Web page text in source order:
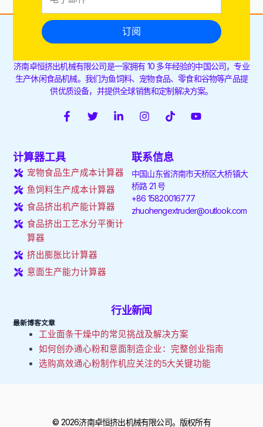
订阅
济南卓恒挤出机械有限公司是一家拥有 10 多年经验的中国公司，专业
生产休闲食品机械。我们为鱼饲料、宠物食品、零食和谷物等产品提
供优质设备，并提供全球销售和定制解决方案。
F
o
o
k
-
f
推
L
d
i
n
I
a
g
r
a
m
T
o
k
Y
b
e
计算器工具
宠物食品生产成本计算器
鱼饲料生产成本计算器
食品挤出机产能计算器
食品挤出工艺水分平衡计
算器
挤出膨胀比计算器
意面生产能力计算器
联系信息
中国山东省济南市天桥区大桥镇大
桥路 21 号
+86 15820016777
zhuohengextruder@outlook.com
行业新闻
最新博客文章
工业面条干燥中的常见挑战及解决方案
如何创办通心粉和意面制造企业：完整创业指南
选购高效通心粉制作机应关注的5大关键功能
© 2026济南卓恒挤出机械有限公司。版权所有